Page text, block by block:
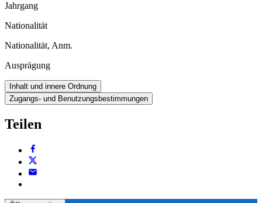
Jahrgang
Nationalität
Nationalität, Anm.
Ausprägung
Inhalt und innere Ordnung
Zugangs- und Benutzungsbestimmungen
Teilen